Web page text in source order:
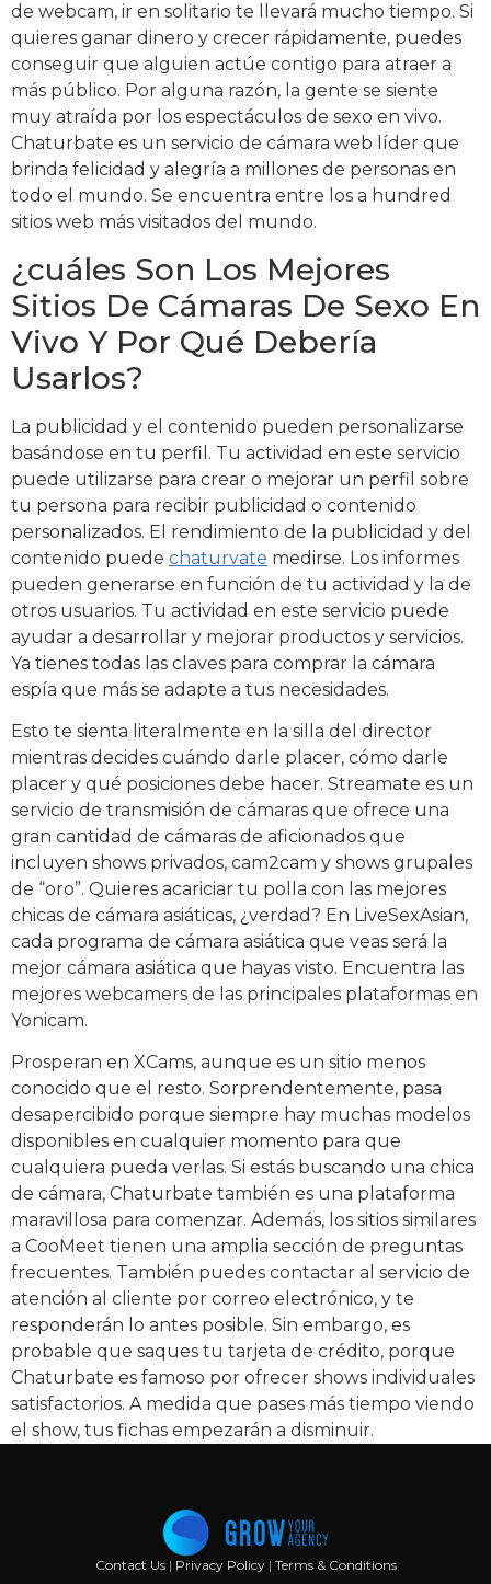
de webcam, ir en solitario te llevará mucho tiempo. Si
quieres ganar dinero y crecer rápidamente, puedes
conseguir que alguien actúe contigo para atraer a
más público. Por alguna razón, la gente se siente
muy atraída por los espectáculos de sexo en vivo.
Chaturbate es un servicio de cámara web líder que
brinda felicidad y alegría a millones de personas en
todo el mundo. Se encuentra entre los a hundred
sitios web más visitados del mundo.
¿cuáles Son Los Mejores
Sitios De Cámaras De Sexo En
Vivo Y Por Qué Debería
Usarlos?
La publicidad y el contenido pueden personalizarse
basándose en tu perfil. Tu actividad en este servicio
puede utilizarse para crear o mejorar un perfil sobre
tu persona para recibir publicidad o contenido
personalizados. El rendimiento de la publicidad y del
contenido puede chaturvate medirse. Los informes
pueden generarse en función de tu actividad y la de
otros usuarios. Tu actividad en este servicio puede
ayudar a desarrollar y mejorar productos y servicios.
Ya tienes todas las claves para comprar la cámara
espía que más se adapte a tus necesidades.
Esto te sienta literalmente en la silla del director
mientras decides cuándo darle placer, cómo darle
placer y qué posiciones debe hacer. Streamate es un
servicio de transmisión de cámaras que ofrece una
gran cantidad de cámaras de aficionados que
incluyen shows privados, cam2cam y shows grupales
de “oro”. Quieres acariciar tu polla con las mejores
chicas de cámara asiáticas, ¿verdad? En LiveSexAsian,
cada programa de cámara asiática que veas será la
mejor cámara asiática que hayas visto. Encuentra las
mejores webcamers de las principales plataformas en
Yonicam.
Prosperan en XCams, aunque es un sitio menos
conocido que el resto. Sorprendentemente, pasa
desapercibido porque siempre hay muchas modelos
disponibles en cualquier momento para que
cualquiera pueda verlas. Si estás buscando una chica
de cámara, Chaturbate también es una plataforma
maravillosa para comenzar. Además, los sitios similares
a CooMeet tienen una amplia sección de preguntas
frecuentes. También puedes contactar al servicio de
atención al cliente por correo electrónico, y te
responderán lo antes posible. Sin embargo, es
probable que saques tu tarjeta de crédito, porque
Chaturbate es famoso por ofrecer shows individuales
satisfactorios. A medida que pases más tiempo viendo
el show, tus fichas empezarán a disminuir.
Contact Us | Privacy Policy| Terms & Conditions